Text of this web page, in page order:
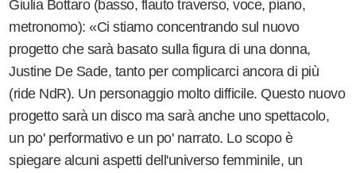
Giulia Bottaro (basso, flauto traverso, voce, piano,
metronomo): «Ci stiamo concentrando sul nuovo
progetto che sarà basato sulla figura di una donna,
Justine De Sade, tanto per complicarci ancora di più
(ride NdR). Un personaggio molto difficile. Questo nuovo
progetto sarà un disco ma sarà anche uno spettacolo,
un po' performativo e un po' narrato. Lo scopo è
spiegare alcuni aspetti dell'universo femminile, un